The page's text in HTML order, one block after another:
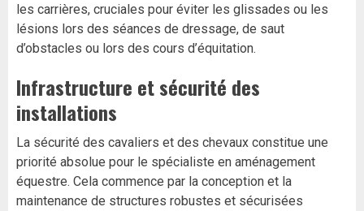
les carrières, cruciales pour éviter les glissades ou les
lésions lors des séances de dressage, de saut
d’obstacles ou lors des cours d’équitation.
Infrastructure et sécurité des
installations
La sécurité des cavaliers et des chevaux constitue une
priorité absolue pour le spécialiste en aménagement
équestre. Cela commence par la conception et la
maintenance de structures robustes et sécurisées